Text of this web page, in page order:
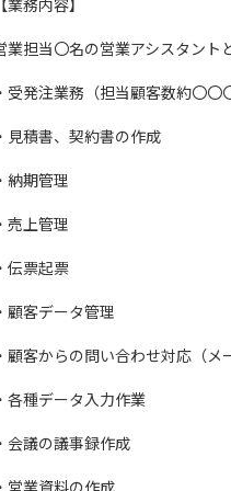
【業務内容】
業担当〇名の営業アシスタント
受発注業務（担当顧客数約〇
見積書、契約書の作成
納期管理
売上管理
伝票起票
顧客データ管理
顧客からの問い合わせ対応（メ
各種データ入力作業
会議の議事録作成
営業資料の作成